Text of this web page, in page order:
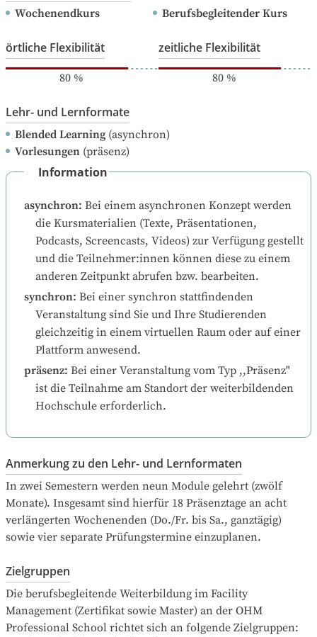
Wochenendkurs Berufsbegleitender Kurs
örtliche Flexibilität
80%
zeitliche Flexibilität
80%
Lehr- und Lernformate
Blended Learning(asynchron)
Vorlesungen (präsenz)
Information
asynchron: Bei einem asynchronen Konzept werden
die Kursmaterialien (Texte, Präsentationen,
Podcasts, Screencasts, Videos) zur Verfügung gestellt
und die Teilnehmer:innen können diese zu einem
anderen Zeitpunkt abrufen bzw. bearbeiten.
synchron: Bei einer synchron stattfindenden
Veranstaltung sind Sie und Ihre Studierenden
gleichzeitig in einem virtuellen Raum oder auf einer
Plattform anwesend.
präsenz: Bei einer Veranstaltung vom Typ ,,Präsenz"
ist die Teilnahme am Standort der weiterbildenden
Hochschule erforderlich.
Anmerkung zu den Lehr- und Lernformaten
In zwei Semestern werden neun Module gelehrt (zwölf
Monate). Insgesamt sind hierfür 18 Präsenztage an acht
verlängerten Wochenenden (Do./Fr. bis Sa., ganztägig)
sowie vier separate Prüfungstermine einzuplanen.
Zielgruppen
Die berufsbegleitende Weiterbildung im Facility
Management (Zertifikat sowie Master) an der OHM
Professional School richtet sich an folgende Zielgruppen: